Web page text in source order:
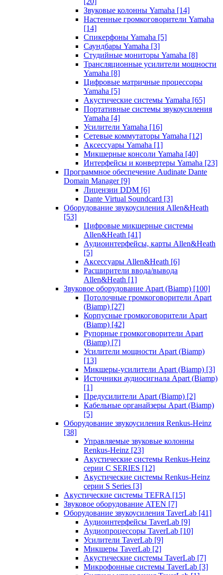
Звуковые колонны Yamaha [14]
Настенные громкоговорители Yamaha
[14]
Спикерфоны Yamaha [5]
Саундбары Yamaha [3]
Студийные мониторы Yamaha [8]
Трансляционные усилители мощности
Yamaha [8]
Цифровые матричные процессоры
Yamaha [5]
Акустические системы Yamaha [65]
Портативные системы звукоусиления
Yamaha [4]
Усилители Yamaha [16]
Сетевые коммутаторы Yamaha [12]
Аксессуары Yamaha [1]
Микшерные консоли Yamaha [40]
Интерфейсы и конвертеры Yamaha [23]
Программное обеспечение Audinate Dante
Domain Manager [9]
Лицензии DDM [6]
Dante Virtual Soundcard [3]
Оборудование звукоусиления Allen&Heath
[53]
Цифровые микшерные системы
Allen&Heath [41]
Аудиоинтерфейсы, карты Allen&Heath
[5]
Аксессуары Allen&Heath [6]
Расширители ввода/вывода
Allen&Heath [1]
Звуковое оборудование Apart (Biamp) [100]
Потолочные громкоговорители Apart
(Biamp) [27]
Корпусные громкоговорители Apart
(Biamp) [42]
Рупорные громкоговорители Apart
(Biamp) [7]
Усилители мощности Apart (Biamp)
[13]
Микшеры-усилители Apart (Biamp) [3]
Источники аудиосигнала Apart (Biamp)
[1]
Предусилители Apart (Biamp) [2]
Кабельные органайзеры Apart (Biamp)
[5]
Оборудование звукоусиления Renkus-Heinz
[38]
Управляемые звуковые колонны
Renkus-Heinz [23]
Акустические системы Renkus-Heinz
серии C SERIES [12]
Акустические системы Renkus-Heinz
серии S Series [3]
Акустические системы TEFRA [15]
Звуковое оборудование ATEN [7]
Оборудование звукоусиления TaverLab [41]
Аудиоинтерфейсы TaverLab [9]
Аудиопроцессоры TaverLab [10]
Усилители TaverLab [9]
Микшеры TaverLab [2]
Акустические системы TaverLab [7]
Микрофонные системы TaverLab [3]